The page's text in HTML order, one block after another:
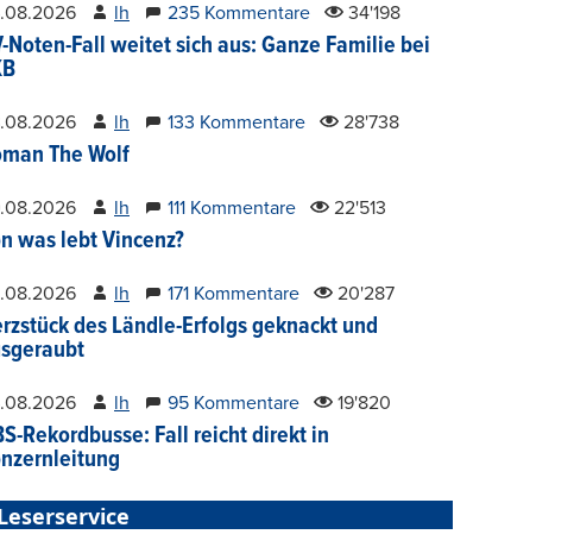
lh 235 Kommentare 34'198
Noten-Fall weitet sich aus: Ganze Familie bei
lh 133 Kommentare 28'738
The Wolf
lh 111 Kommentare 22'513
was lebt Vincenz?
lh 171 Kommentare 20'287
des Ländle-Erfolgs geknackt und
lh 95 Kommentare 19'820
Rekordbusse: Fall reicht direkt in